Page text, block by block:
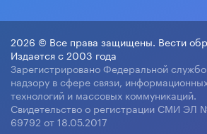
2026 © Все права защищены. Вести
Издается с 2003 года
Зарегистрировано Федеральной
надзору в сфере связи,
технологий и массовых коммуникаций.
Свидетельство о регистрации СМИ ЭЛ
69792 от 18.05.2017